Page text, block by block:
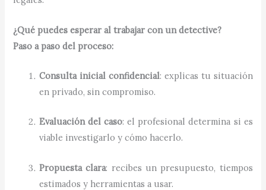
¿Qué puedes esperar al trabajar con un detective?
Paso a paso del proceso:
Consulta inicial confidencial: explicas tu situación
en privado, sin compromiso.
Evaluación del caso: el profesional determina si es
viable investigarlo y cómo hacerlo.
Propuesta clara: recibes un presupuesto, tiempos
estimados y herramientas a usar.